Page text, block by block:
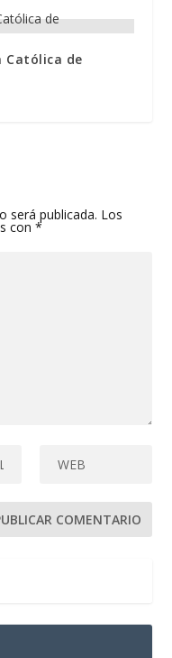
Católica de
será publicada. Los
con*